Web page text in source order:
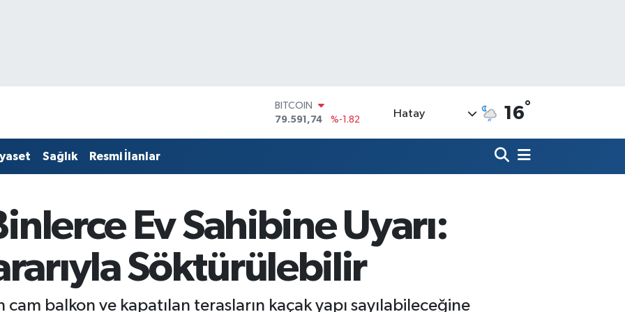
DOLAR
45,43620
%0.02
61,60380
%0.18
BİST100
14.598,00
%0
79.591,74
%-1.82
Hatay 16°
Sağlık Resmi İlanlar
Ev Sahibine Uyarı:
Söktürülebilir
balkon ve kapatılan terasların kaçak yapı sayılabileceğine